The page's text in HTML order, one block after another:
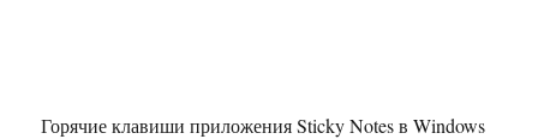
Горячие клавиши приложения Sticky Notes в Windows